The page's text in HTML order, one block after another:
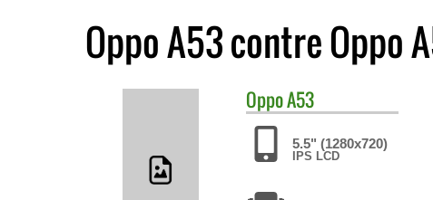
Oppo A53 contre Oppo
OppoA53
5.5" (1280x720)
IPS LCD